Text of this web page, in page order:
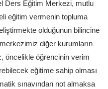
Ders Eğitim Merkezi, mutlu
eğitim vermenin topluma
olduğunun bilincine
diğer kurumların
öncelikle öğrencinin verim
eğitime sahip olması
sınavından not almaksa